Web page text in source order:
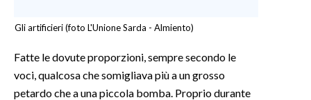
Gli artificieri (foto L'Unione Sarda - Almiento)
Fatte le dovute proporzioni, sempre secondo le
voci, qualcosa che somigliava più a un grosso
petardo che a una piccola bomba. Proprio durante